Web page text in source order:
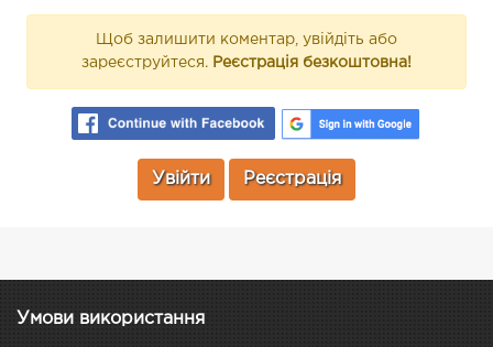
Щоб залишити коментар, увійдіть або
зареєструйтеся. Реєстрація безкоштовна!
Увійти Реєстрація
Умови використання